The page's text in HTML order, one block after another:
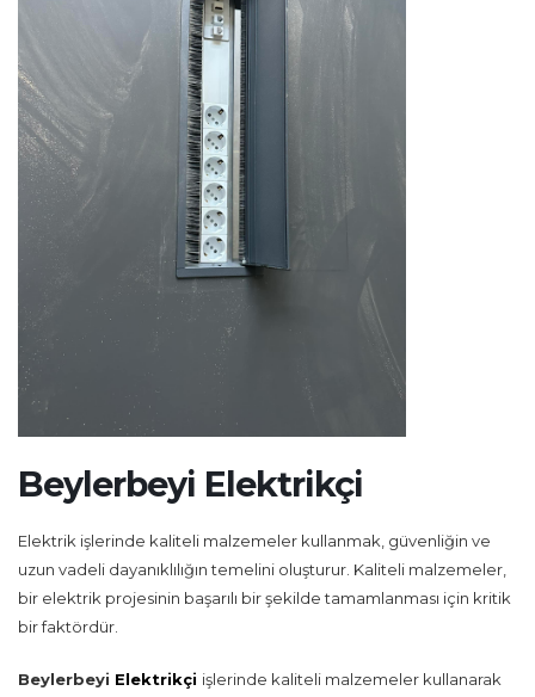
Beylerbeyi Elektrikçi
Elektrik işlerinde kaliteli malzemeler kullanmak, güvenliğin ve
uzun vadeli dayanıklılığın temelini oluşturur. Kaliteli malzemeler,
bir elektrik projesinin başarılı bir şekilde tamamlanması için kritik
bir faktördür.
Beylerbeyi Elektrikçi işlerinde kaliteli malzemeler kullanarak